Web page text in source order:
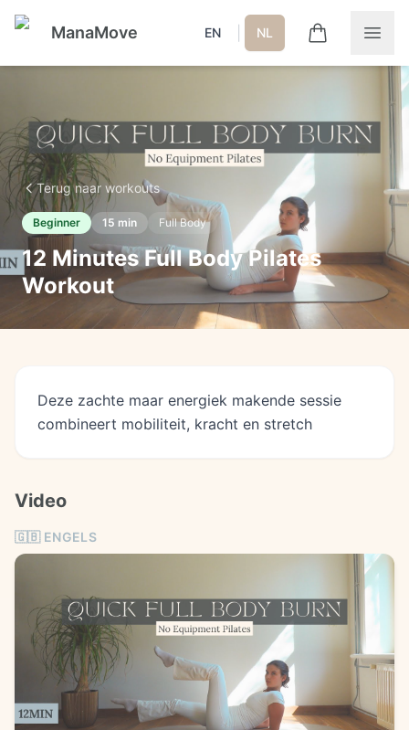
ManaMove EN NL
Terug naar workouts
Beginner 15 min Full Body
12 Minutes Full Body Pilates
Workout
Deze zachte maar energiek makende sessie
combineert mobiliteit, kracht en stretch
Video
🇬🇧 ENGELS